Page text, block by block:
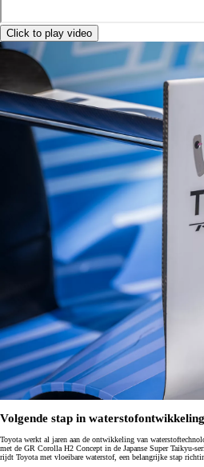
Click to play video
Volgende stap in waterstofontwikkeling
Toyota werkt al jaren aan de ontwikkeling van
met de GR Corolla H2 Concept in de Japanse Super Taikyu-
rijdt Toyota met vloeibare waterstof, een belangrijke stap